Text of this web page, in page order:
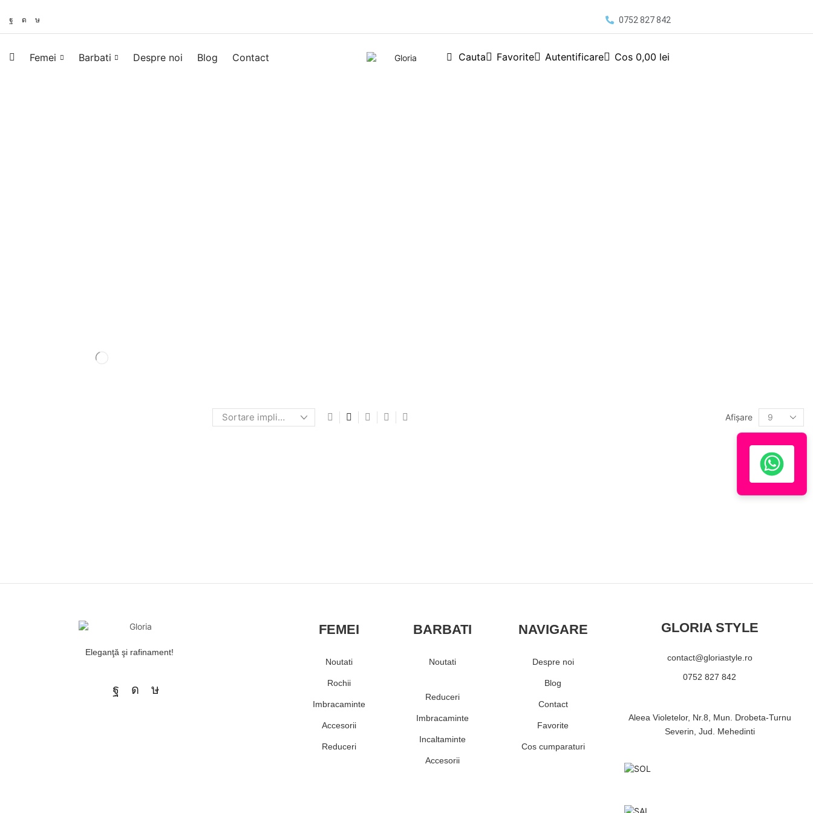
0752 827 842
Femei Barbati Despre noi Blog Contact Cauta Favorite Autentificare Cos 0,00 lei
Afişare
Eleganţă şi rafinament!
FEMEI
Noutati
Rochii
Imbracaminte
Accesorii
Reduceri
BARBATI
Noutati
Reduceri
Imbracaminte
Incaltaminte
Accesorii
NAVIGARE
Despre noi
Blog
Contact
Favorite
Cos cumparaturi
GLORIA STYLE
contact@gloriastyle.ro
0752 827 842
Aleea Violetelor, Nr.8, Mun. Drobeta-Turnu
Severin, Jud. Mehedinti